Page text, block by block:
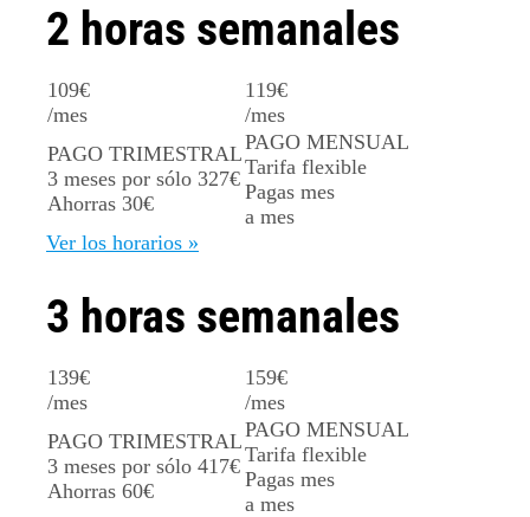
2 horas semanales
109€
/mes
119€
/mes
PAGO TRIMESTRAL
3 meses por sólo 327€
Ahorras 30€
PAGO MENSUAL
Tarifa flexible
Pagas mes
a mes
Ver los horarios »
3 horas semanales
139€
/mes
159€
/mes
PAGO TRIMESTRAL
3 meses por sólo 417€
Ahorras 60€
PAGO MENSUAL
Tarifa flexible
Pagas mes
a mes